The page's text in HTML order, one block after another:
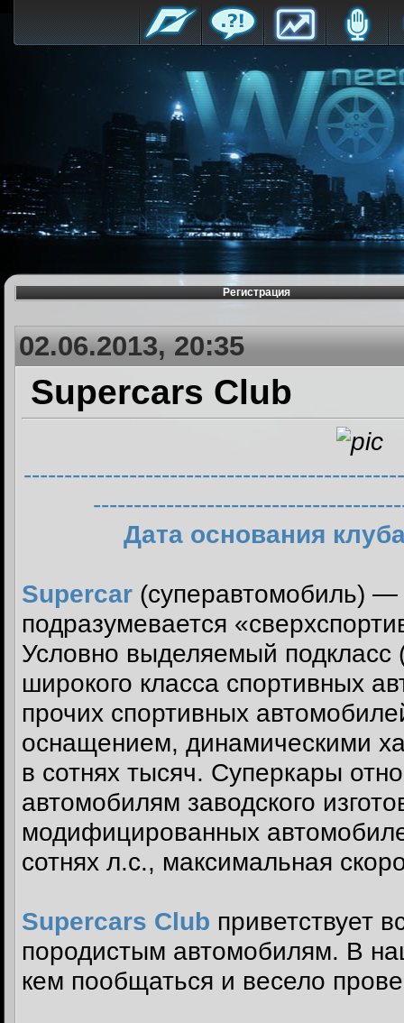
Регистрация
02.06.2013, 20:35
Supercars Club
Дата основания
Supercar (суперавтомобиль) —
подразумевается
Условно выделяемый подкласс
широкого класса спортивных
прочих спортивных
оснащением, динамическими
в сотнях тысяч. Суперкары
автомобилям заводского
модифицированных
сотнях л.с., максимальная
Supercars Club приветствует
породистым автомобилям. В
кем пообщаться и весело